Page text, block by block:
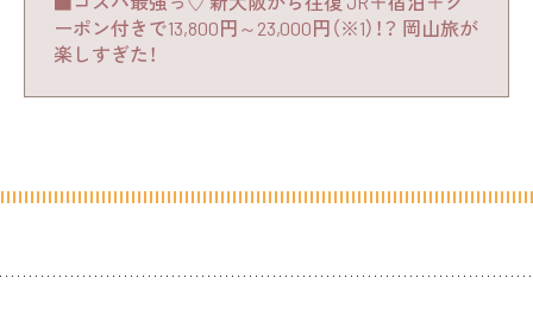
ーポン付きで13,800円～23,000円（※1）！？ 岡山旅が
楽しすぎた！